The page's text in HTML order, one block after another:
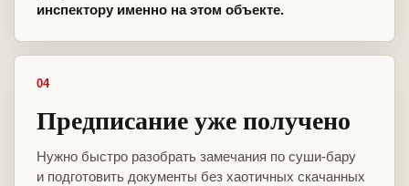
инспектору именно на этом объекте.
04
Предписание уже получено
Нужно быстро разобрать замечания по суши-бару
и подготовить документы без хаотичных скачанных